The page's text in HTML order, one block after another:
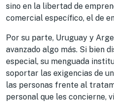
sino en la libertad de
comercial específico, el de
Por su parte, Uruguay y
avanzado algo más. Si bien
especial, su menguada
soportar las exigencias de
las personas frente al
personal que les concierne,